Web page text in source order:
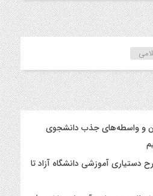
و واسطه‌های جذب دانشجوی
دستیاری آموزشی دانشگاه آزاد تا